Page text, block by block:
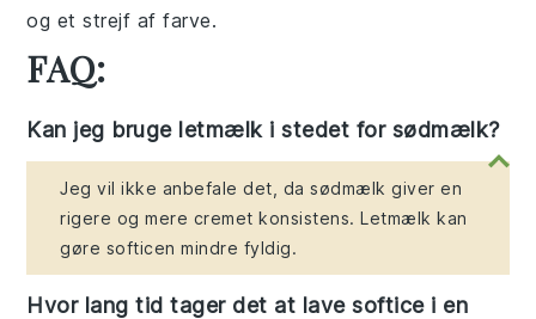
og et strejf af farve.
FAQ:
Kan jeg bruge letmælk i stedet for sødmælk?
Jeg vil ikke anbefale det, da sødmælk giver en
rigere og mere cremet konsistens. Letmælk kan
gøre softicen mindre fyldig.
Hvor lang tid tager det at lave softice i en